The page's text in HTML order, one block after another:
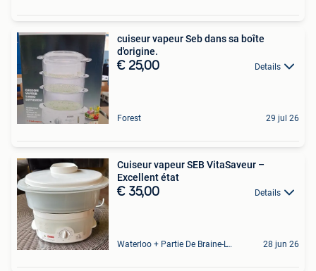
cuiseur vapeur Seb dans sa boîte
d'origine.
€ 25,00 Details
Forest 29 jul 26
Cuiseur vapeur SEB VitaSaveur –
Excellent état
€ 35,00 Details
Waterloo + Partie De Braine-L'Alleud, De Ohain 28 jun 26